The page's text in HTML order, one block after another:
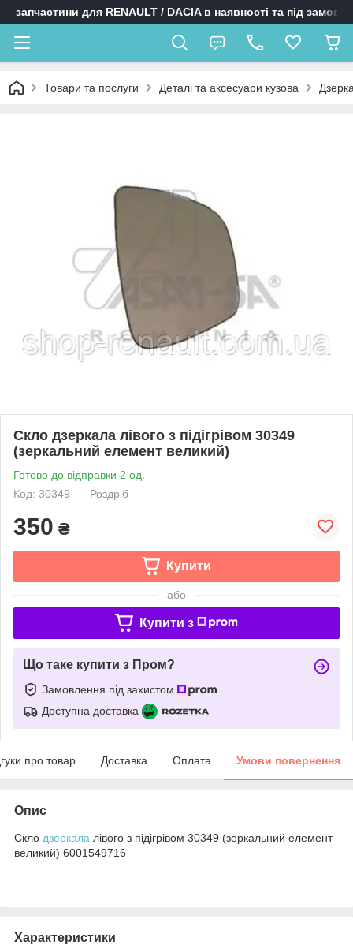
запчастини для RENAULT / DACIA в наявності та під
Товари та послуги Деталі та аксесуари кузова
Скло дзеркала лівого з підігрівом 30349
(зеркальний елемент великий)
Готово до відправки 2 од.
Код: 30349
Роздріб
350 ₴
Купити
або
Купити з
Що таке купити з Пром?
Замовлення під захистом
Доступна доставка
про товар Доставка Оплата Умови повернення
Опис
Скло дзеркала лівого з підігрівом 30349 (зеркальний елемент
великий) 6001549716
Характеристики